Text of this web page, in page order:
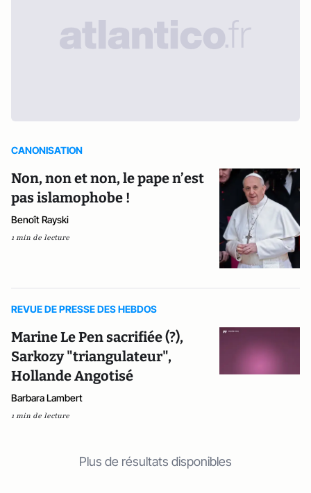
CANONISATION
Non, non et non, le pape n’est
pas islamophobe !
Benoît Rayski
1 min de lecture
REVUE DE PRESSE DES HEBDOS
Marine Le Pen sacrifiée (?),
Sarkozy "triangulateur",
Hollande Angotisé
Barbara Lambert
1 min de lecture
Plus de résultats disponibles